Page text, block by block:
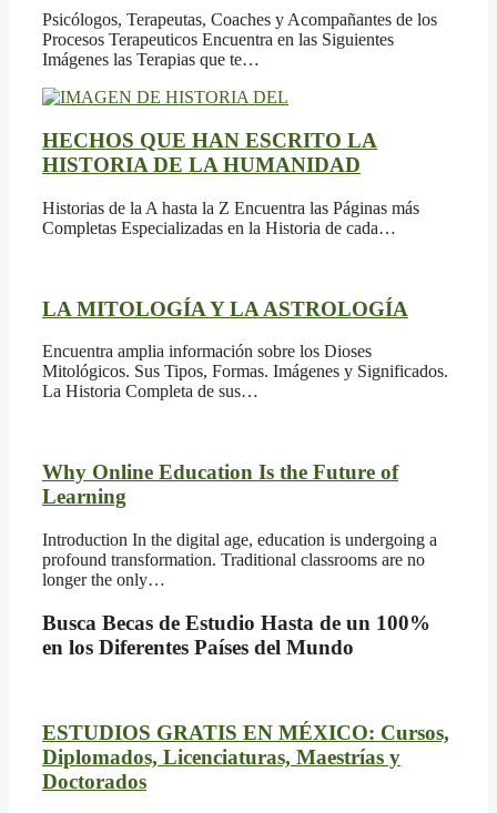
Psicólogos, Terapeutas, Coaches y Acompañantes de los
Procesos Terapeuticos Encuentra en las Siguientes
Imágenes las Terapias que te…
HECHOS QUE HAN ESCRITO LA
HISTORIA DE LA HUMANIDAD
Historias de la A hasta la Z Encuentra las Páginas más
Completas Especializadas en la Historia de cada…
LA MITOLOGÍA Y LA ASTROLOGÍA
Encuentra amplia información sobre los Dioses
Mitológicos. Sus Tipos, Formas. Imágenes y Significados.
La Historia Completa de sus…
Why Online Education Is the Future of
Learning
Introduction In the digital age, education is undergoing a
profound transformation. Traditional classrooms are no
longer the only…
Busca Becas de Estudio Hasta de un 100%
en los Diferentes Países del Mundo
ESTUDIOS GRATIS EN MÉXICO: Cursos,
Diplomados, Licenciaturas, Maestrías y
Doctorados